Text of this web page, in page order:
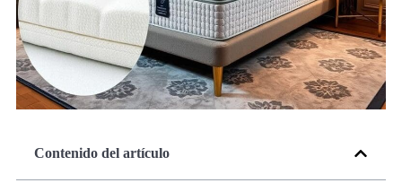
Contenido del artículo